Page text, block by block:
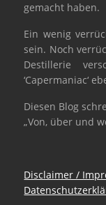
gemacht haben.
Ein wenig
sein. Noch
Destillerie
‘Capermaniac‘
Diesen Blog
„Von, über und
Disclaimer /